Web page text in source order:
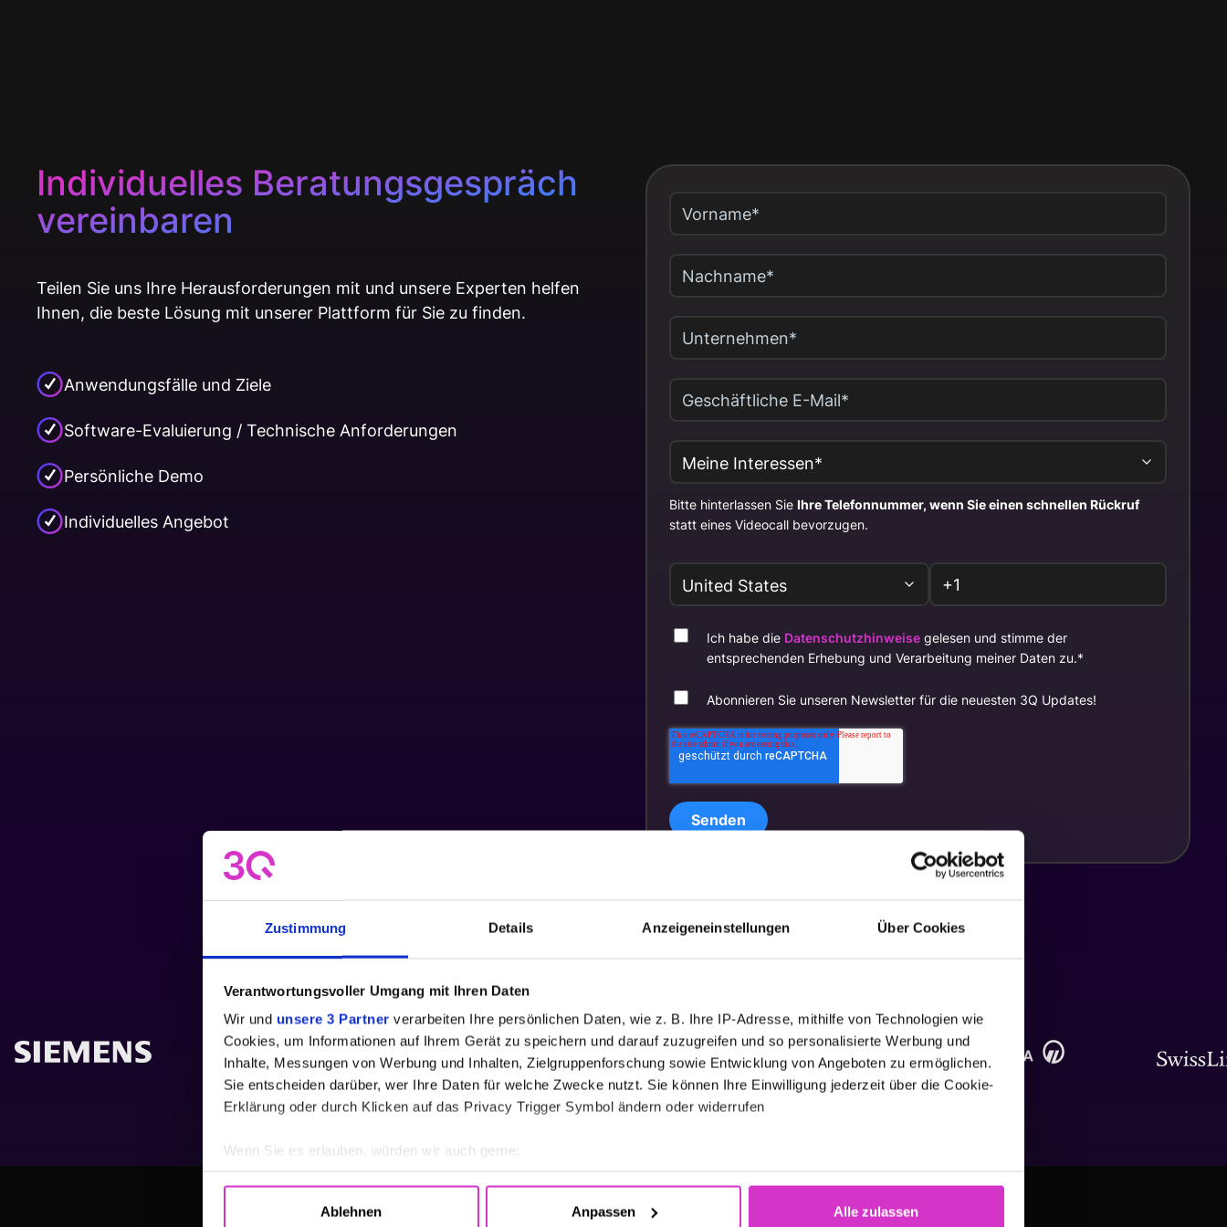
Zustimmung Details Anzeigeneinstellungen Über Cookies
Verantwortungsvoller Umgang mit Ihren Daten
Wir und unsere 3 Partner verarbeiten Ihre persönlichen Daten, wie z. B. Ihre IP-Adresse, mithilfe von Technologien wie
Cookies, um Informationen auf Ihrem Gerät zu speichern und darauf zuzugreifen und so personalisierte Werbung und
Inhalte, Messungen von Werbung und Inhalten, Zielgruppenforschung sowie Entwicklung von Angeboten zu ermöglichen.
Sie entscheiden darüber, wer Ihre Daten für welche Zwecke nutzt. Sie können Ihre Einwilligung jederzeit über die Cookie-
Erklärung oder durch Klicken auf das Privacy Trigger Symbol ändern oder widerrufen
Wenn Sie es erlauben, würden wir auch gerne:
Ihr Gerät durch aktives Scannen nach bestimmten Merkmalen (Fingerprinting) identifizieren
Ablehnen Anpassen Alle zulassen
Individuelles Beratungsgespräch
vereinbaren
Teilen Sie uns Ihre Herausforderungen mit und unsere Experten helfen
Ihnen, die beste Lösung mit unserer Plattform für Sie zu finden.
Anwendungsfälle und Ziele
Software-Evaluierung / Technische Anforderungen
Persönliche Demo
Individuelles Angebot
Bitte hinterlassen Sie Ihre Telefonnummer, wenn Sie einen schnellen Rückruf
statt eines Videocall bevorzugen.
Ich habe die Datenschutzhinweise gelesen und stimme der
entsprechenden Erhebung und Verarbeitung meiner Daten zu.*
Abonnieren Sie unseren Newsletter für die neuesten 3Q Updates!